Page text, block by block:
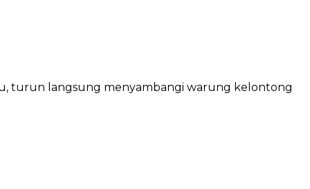
turun langsung menyambangi warung kelontong